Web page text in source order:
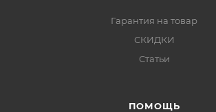
Гарантия на товар
СКИДКИ
Статьи
ПОМОЩЬ